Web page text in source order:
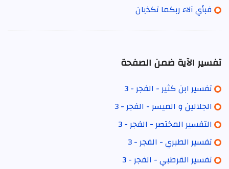
فبأي آلاء ربكما تكذبان
تفسير الآية ضمن الصفحة
تفسير ابن كثير - الفجر - 3
الجلالين و الميسر - الفجر - 3
التفسير المختصر - الفجر - 3
تفسير الطبري - الفجر - 3
تفسير القرطبي - الفجر - 3